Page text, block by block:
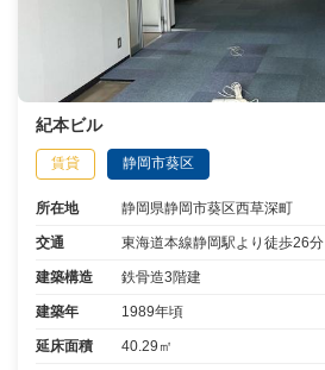
紀本ビル
賃貸 静岡市葵区
所在地 静岡県静岡市葵区西草深町
交通 東海道本線静岡駅より徒歩26分
建築構造 鉄骨造3階建
建築年 1989年頃
延床面積 40.29㎡